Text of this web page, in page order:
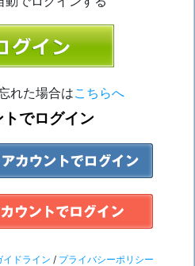
れた場合はこちらへ
でログイン
イドライン / プライバシーポリシー